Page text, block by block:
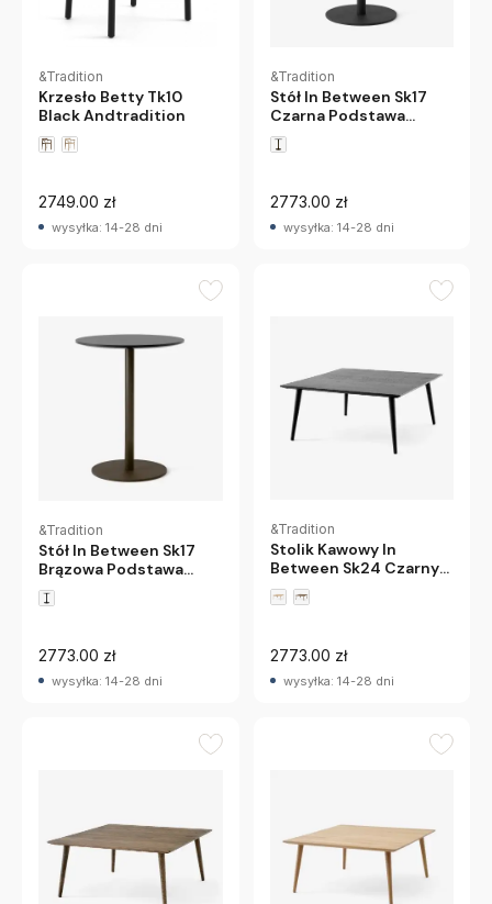
&Tradition
Krzesło Betty Tk10
Black Andtradition
2749.00 zł
wysyłka: 14-28 dni
&Tradition
Stół In Between Sk17
Czarna Podstawa
Andtradition
2773.00 zł
wysyłka: 14-28 dni
&Tradition
Stół In Between Sk17
Brązowa Podstawa
Andtradition
2773.00 zł
wysyłka: 14-28 dni
&Tradition
Stolik Kawowy In
Between Sk24 Czarny
Dąb Andtradition
2773.00 zł
wysyłka: 14-28 dni